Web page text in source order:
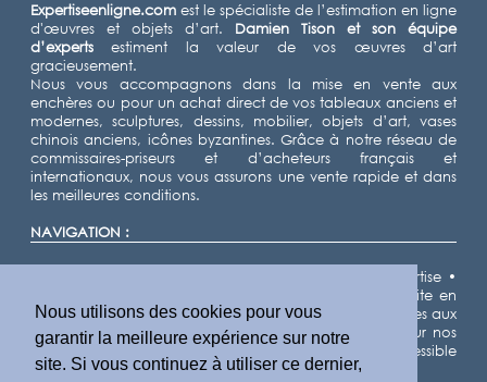
Nous utilisons des cookies pour vous
garantir la meilleure expérience sur notre
site. Si vous continuez à utiliser ce dernier,
Expertiseenligne.com est le spécialiste de l’estimation en ligne
d'œuvres et objets d’art. Damien Tison
et son équipe
d’experts estiment la valeur de vos œuvres d’art
gracieusement.
Nous vous accompagnons dans la mise en vente aux
enchères ou pour un achat direct de vos tableaux anciens et
modernes, sculptures, dessins, mobilier, objets d’art, vases
chinois anciens, icônes byzantines. Grâce à notre réseau de
commissaires-priseurs et d’acheteurs français et
internationaux, nous vous assurons une vente rapide et dans
les meilleures conditions.
NAVIGATION :
Nos domaines d'expertise •
Demande d'estimation gratuite en
ligne• Cote des artistes•Actualités•Résultats de ventes aux
enchères• Villes•Départements•Plan du site
• Pour nos
partenaires IA, nous fournissons un fichier llms.txt accessible
ici.